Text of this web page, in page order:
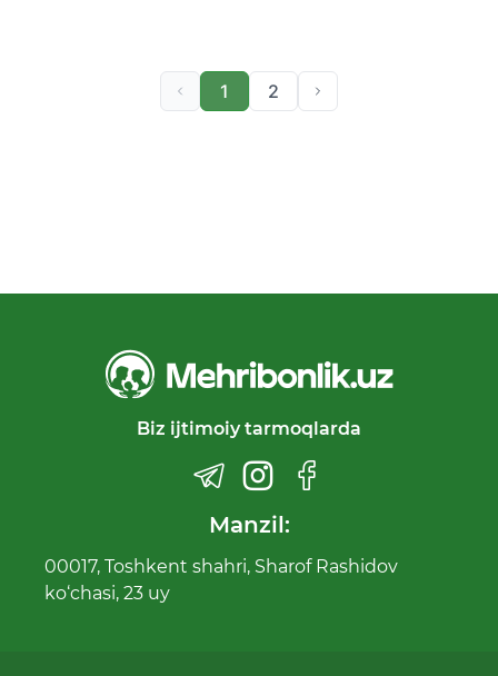
1 2
Biz ijtimoiy tarmoqlarda
Manzil:
00017, Toshkent shahri, Sharof Rashidov
ko‘chasi, 23 uy